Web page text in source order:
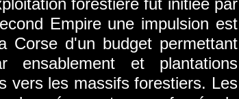
Empire une impulsion est
Corse d'un budget permettant
ensablement et plantations
vers les massifs forestiers. Les